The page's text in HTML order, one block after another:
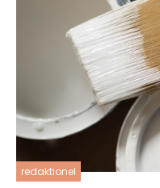
redaktionel